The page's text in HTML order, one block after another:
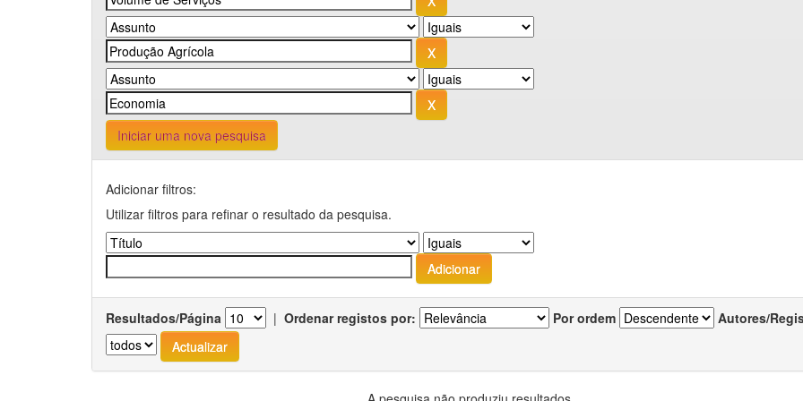
Iniciar uma nova pesquisa
Adicionar filtros:
Utilizar filtros para refinar o resultado da pesquisa.
Resultados/Página | Ordenar registos por: Por ordem Autores/